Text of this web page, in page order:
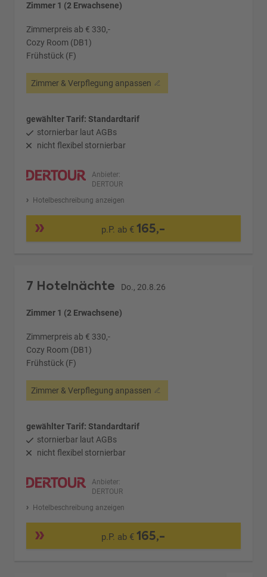
Zimmer 1 (2 Erwachsene)
Zimmerpreis ab € 330,-
Cozy Room (DB1)
Frühstück (F)
Zimmer & Verpflegung anpassen
gewählter Tarif: Standardtarif
stornierbar laut AGBs
nicht flexibel stornierbar
Anbieter:
DERTOUR
Hotelbeschreibung anzeigen
p.P. ab €165,-
7 Hotelnächte Do., 20.8.26
Zimmer 1 (2 Erwachsene)
Zimmerpreis ab € 330,-
Cozy Room (DB1)
Frühstück (F)
Zimmer & Verpflegung anpassen
gewählter Tarif: Standardtarif
stornierbar laut AGBs
nicht flexibel stornierbar
Anbieter:
DERTOUR
Hotelbeschreibung anzeigen
p.P. ab €165,-